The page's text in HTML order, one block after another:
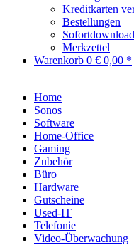
Kreditkarten
Bestellungen
Merkzettel
Warenkorb 0 € 0,00 *
Home
Sonos
Software
Home-Office
Gaming
Zubehör
Büro
Hardware
Gutscheine
Used-IT
Telefonie
Video-Überwachung